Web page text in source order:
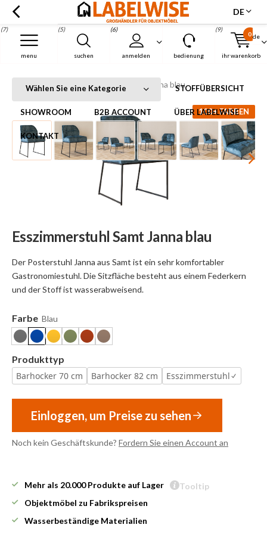
de
suchen
(5)
anmelden
(6)
menu
(7)
bedienung ihr warenkorb
0
(9)
Menu
DE
Wählen Sie eine Kategorie STOFFÜBERSICHT
SHOWROOM B2B ACCOUNT ÜBER LABELWISE
KONTAKT
Startseite Esszimmerstuhl Samt Janna blau
Esszimmerstuhl Samt Janna blau
100+ FARBEN
Esszimmerstuhl Samt Janna blau
Der Posterstuhl Janna aus Samt ist ein sehr komfortabler
Gastronomiestuhl. Die Sitzfläche besteht aus einem Federkern
und der Stoff ist wasserabweisend.
Farbe Blau
Produkttyp
Barhocker 70 cm
Barhocker 82 cm Esszimmerstuhl
Einloggen, um Preise zu sehen
Noch kein Geschäftskunde? Fordern Sie einen Account an
Mehr als 20.000 Produkte auf Lager
Tooltip
Objektmöbel zu Fabrikspreisen
Wasserbeständige Materialien